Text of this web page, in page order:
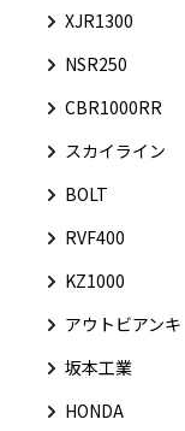
XJR1300
NSR250
CBR1000RR
スカイライン
BOLT
RVF400
KZ1000
アウトビアンキ
坂本工業
HONDA